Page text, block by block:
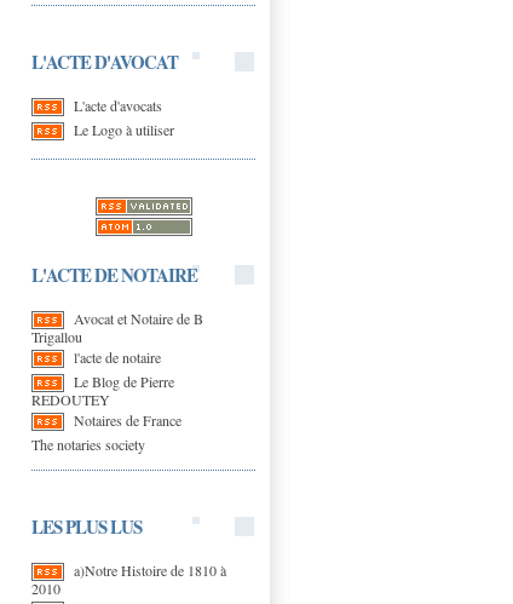
L'ACTE D'AVOCAT
L'acte d'avocats
Le Logo à utiliser
L'ACTE DE NOTAIRE
Avocat et Notaire de B
Trigallou
l'acte de notaire
Le Blog de Pierre
REDOUTEY
Notaires de France
The notaries society
LES PLUS LUS
a)Notre Histoire de 1810 à
2010